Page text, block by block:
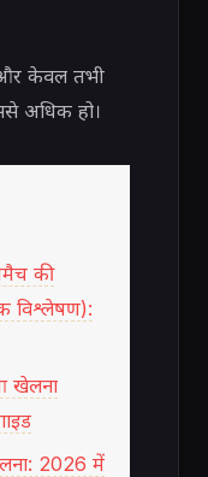
केवल तभी
अधिक हो।
की
विश्लेषण):
खेलना
2026 में